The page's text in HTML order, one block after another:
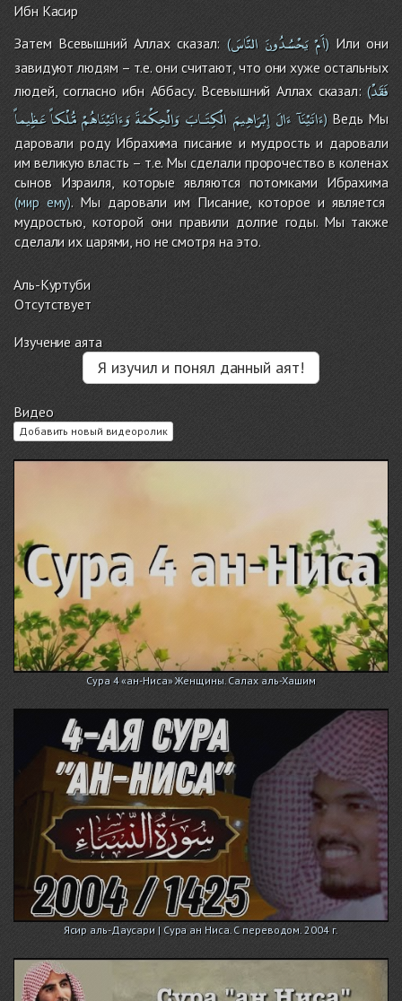
Ибн Касир
Затем Всевышний Аллах сказал: ( أَمْ يَحْسُدُونَ النَّاسَ )Или они
завидуют людям – т.е. они считают, что они хуже остальных
людей, согласно ибн Аббасу. Всевышний Аллах сказал:(فَقَدْ
ءَاتَيْنَآءَالَ إِبْرَاهِيمَ الْكِتَـابَ وَالْحِكْمَةَوَءَاتَيْنَاهُمْمُّلْكاًعَظِيماً )Ведь Мы
даровали роду Ибрахима писание и мудрость и даровали
им великую власть – т.е. Мы сделали пророчество в коленах
сынов Израиля, которые являются потомками Ибрахима
(мир ему). Мы даровали им Писание, которое и является
мудростью, которой они правили долгие годы. Мы также
сделали их царями, но не смотря на это.
Аль-Куртуби
Отсутствует
Изучение аята
Я изучил и понял данный аят!
Видео
Добавить новый видеоролик
Сура 4 «ан-Ниса» Женщины. Салах аль-Хашим
Ясир аль-Даусари | Сура ан Ниса. С переводом. 2004 г.